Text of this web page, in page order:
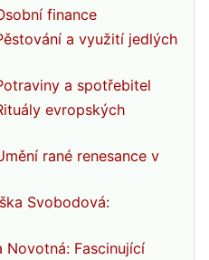
finance
a využití jedlých
a spotřebitel
evropských
rané renesance v
Svobodová:
Novotná: Fascinující